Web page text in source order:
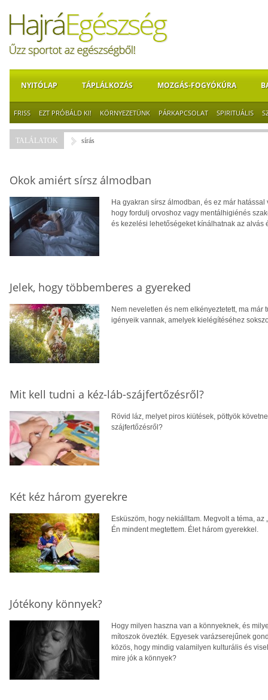
NYITÓLAP TÁPLÁLKOZÁS MOZGÁS-FOGYÓKÚRA
FRISS EZT PRÓBÁLD KI! KÖRNYEZETÜNK PÁRKAPCSOLAT SPIRITUÁLIS
TALÁLATOK sírás
Okok amiért sírsz álmodban
Ha gyakran sírsz álmodban, és ez már
hogy fordulj orvoshoz vagy mentálhigiénés
és kezelési lehetőségeket kínálhatnak az alvás
Jelek, hogy többemberes a gyereked
Nem neveletlen és nem elkényeztetett, ma
igényeik vannak, amelyek kielégítéséhez
Mit kell tudni a kéz-láb-szájfertőzésről?
Rövid láz, melyet piros kiütések, pöttyök
szájfertőzésről?
Két kéz három gyerekre
Esküszöm, hogy nekiálltam. Megvolt a téma,
Én mindent megtettem. Élet három gyerekkel.
Jótékony könnyek?
Hogy milyen haszna van a könnyeknek, és
mítoszok övezték. Egyesek varázserejűnek
közös, hogy mindig valamilyen kulturális és
mire jók a könnyek?